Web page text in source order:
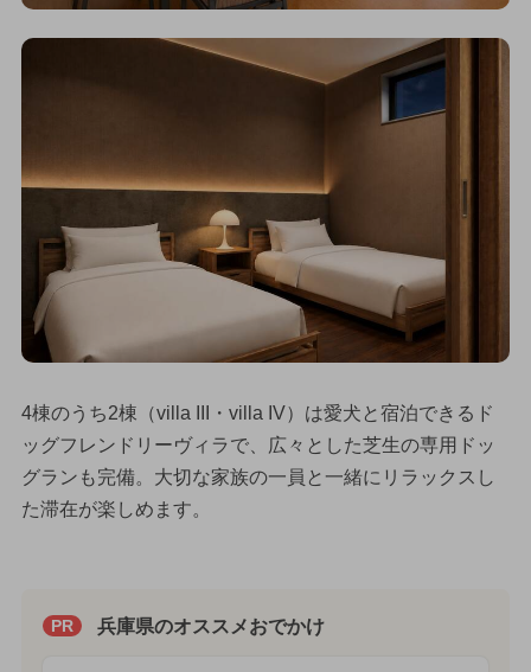
4棟のうち2棟（villa III・villa IV）は愛犬と宿泊できるド
ッグフレンドリーヴィラで、広々とした芝生の専用ドッ
グランも完備。大切な家族の一員と一緒にリラックスし
た滞在が楽しめます。
PR 兵庫県のオススメおでかけ